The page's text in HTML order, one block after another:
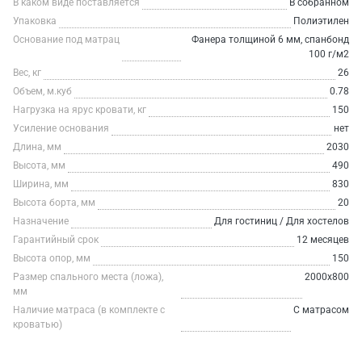
В каком виде поставляется
В собранном
Упаковка
Полиэтилен
Основание под матрац
Фанера толщиной 6 мм, спанбонд
100 г/м2
Вес, кг
26
Объем, м.куб
0.78
Нагрузка на ярус кровати, кг
150
Усиление основания
нет
Длина, мм
2030
Высота, мм
490
Ширина, мм
830
Высота борта, мм
20
Назначение
Для гостиниц / Для хостелов
Гарантийный срок
12 месяцев
Высота опор, мм
150
Размер спального места (ложа),
мм
2000х800
Наличие матраса (в комплекте с
кроватью)
С матрасом